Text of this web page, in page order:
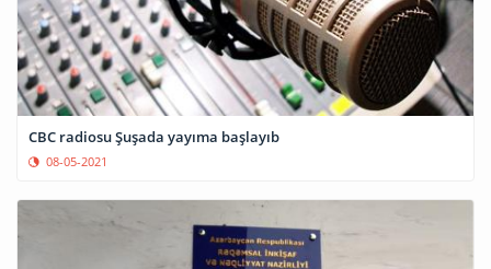
CBC radiosu Şuşada yayıma başlayıb
08-05-2021